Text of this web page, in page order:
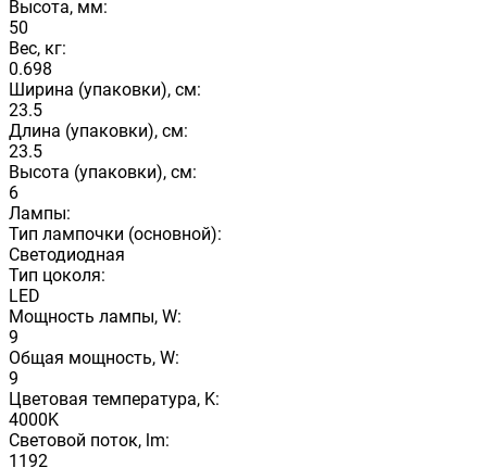
Высота, мм:
50
Вес, кг:
0.698
Ширина (упаковки), см:
23.5
Длина (упаковки), см:
23.5
Высота (упаковки), см:
6
Лампы:
Тип лампочки (основной):
Светодиодная
Тип цоколя:
LED
Мощность лампы, W:
9
Общая мощность, W:
9
Цветовая температура, K:
4000K
Световой поток, lm:
1192